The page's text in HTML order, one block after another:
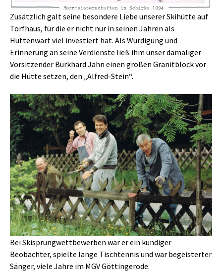
Zusätzlich galt seine besondere Liebe unserer Skihütte auf
Torfhaus, für die er nicht nur in seinen Jahren als
Hüttenwart viel investiert hat. Als Würdigung und
Erinnerung an seine Verdienste ließ ihm unser damaliger
Vorsitzender Burkhard Jahn einen großen Granitblock vor
die Hütte setzen, den „Alfred-Stein“.
Bei Skisprungwettbewerben war er ein kundiger
Beobachter, spielte lange Tischtennis und war begeisterter
Sänger, viele Jahre im MGV Göttingerode.